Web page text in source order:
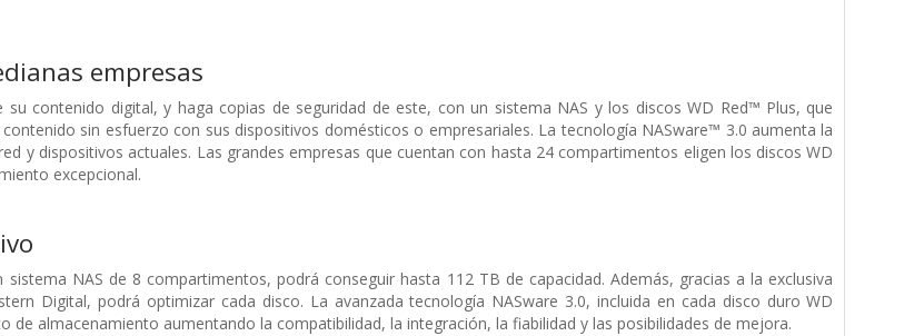
empresas
su contenido digital, y haga copias de seguridad de este, con un sistema NAS y los discos WD Red™ Plus, que
sin esfuerzo con sus dispositivos domésticos o empresariales. La tecnología NASware™ 3.0 aumenta la
y dispositivos actuales. Las grandes empresas que cuentan con hasta 24 compartimentos eligen los discos WD
excepcional.
sistema NAS de 8 compartimentos, podrá conseguir hasta 112 TB de capacidad. Además, gracias a la exclusiva
Digital, podrá optimizar cada disco. La avanzada tecnología NASware 3.0, incluida en cada disco duro WD
de almacenamiento aumentando la compatibilidad, la integración, la fiabilidad y las posibilidades de mejora.